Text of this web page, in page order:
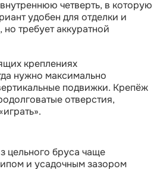
четверть, в которую
удобен для отделки и
но требует аккуратной
креплениях
нужно максимально
подвижки. Крепёж
отверстия,
цельного бруса чаще
и усадочным зазором